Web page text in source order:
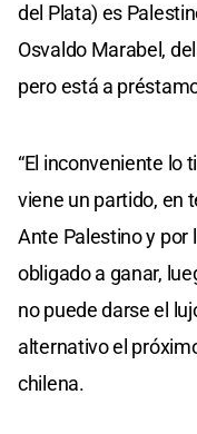
del Plata) es
Osvaldo Marabel,
pero está a
“El inconveniente lo
viene un partido, en
Ante Palestino y por
obligado a ganar,
no puede darse el
alternativo el
chilena.